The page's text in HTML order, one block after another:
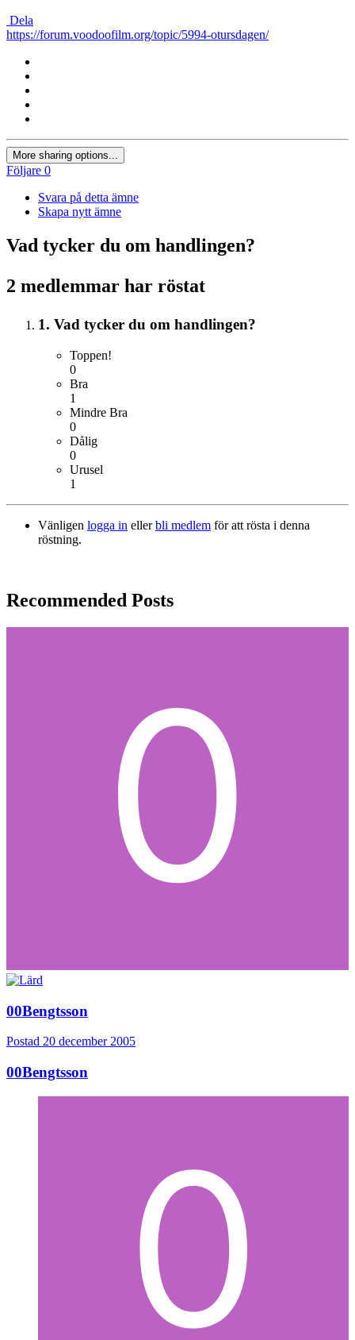
Dela
https://forum.voodoofilm.org/topic/5994-otursdagen/
More sharing options...
Följare 0
Svara på detta ämne
Skapa nytt ämne
Vad tycker du om handlingen?
2 medlemmar har röstat
1. Vad tycker du om handlingen?
Toppen!
0
Bra
1
Mindre Bra
0
Dålig
0
Urusel
1
Vänligen logga in ellerbli medlem för att rösta i denna
röstning.
Recommended Posts
00Bengtsson
Postad 20 december 2005
00Bengtsson